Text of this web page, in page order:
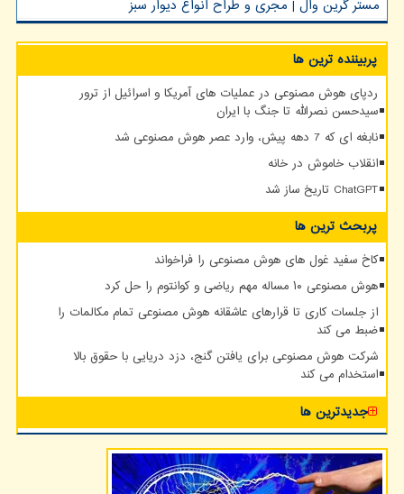
مستر گرین وال | مجری و طراح انواع دیوار سبز
پربیننده ترین ها
ردپای هوش مصنوعی در عملیات های آمریکا و اسرائیل از ترور
سیدحسن نصرالله تا جنگ با ایران
نابغه ای که 7 دهه پیش، وارد عصر هوش مصنوعی شد
انقلاب خاموش در خانه
ChatGPT تاریخ ساز شد
پربحث ترین ها
کاخ سفید غول های هوش مصنوعی را فراخواند
هوش مصنوعی ۱۰ مساله مهم ریاضی و کوانتوم را حل کرد
از جلسات کاری تا قرارهای عاشقانه هوش مصنوعی تمام مکالمات را
ضبط می کند
شرکت هوش مصنوعی برای یافتن گنج، دزد دریایی با حقوق بالا
استخدام می کند
جدیدترین ها